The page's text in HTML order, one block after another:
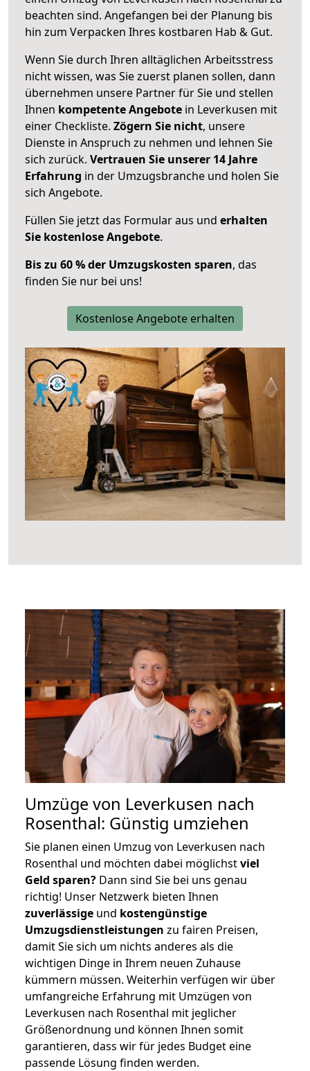
beachten sind. Angefangen bei der Planung bis
hin zum Verpacken Ihres kostbaren Hab & Gut.
Wenn Sie durch Ihren alltäglichen Arbeitsstress
nicht wissen, was Sie zuerst planen sollen, dann
übernehmen unsere Partner für Sie und stellen
Ihnen kompetente Angebote in Leverkusen mit
einer Checkliste. Zögern Sie nicht, unsere
Dienste in Anspruch zu nehmen und lehnen Sie
sich zurück. Vertrauen Sie unserer 14 Jahre
Erfahrung in der Umzugsbranche und holen Sie
sich Angebote.
Füllen Sie jetzt das Formular aus und erhalten
Sie kostenlose Angebote.
Bis zu 60 % der Umzugskosten sparen, das
finden Sie nur bei uns!
Kostenlose Angebote erhalten
Umzüge von Leverkusen nach
Rosenthal: Günstig umziehen
Sie planen einen Umzug von Leverkusen nach
Rosenthal und möchten dabei möglichstviel
Geld sparen? Dann sind Sie bei uns genau
richtig! Unser Netzwerk bieten Ihnen
zuverlässige und kostengünstige
Umzugsdienstleistungen zu fairen Preisen,
damit Sie sich um nichts anderes als die
wichtigen Dinge in Ihrem neuen Zuhause
kümmern müssen. Weiterhin verfügen wir über
umfangreiche Erfahrung mit Umzügen von
Leverkusen nach Rosenthal mit jeglicher
Größenordnung und können Ihnen somit
garantieren, dass wir für jedes Budget eine
passende Lösung finden werden.